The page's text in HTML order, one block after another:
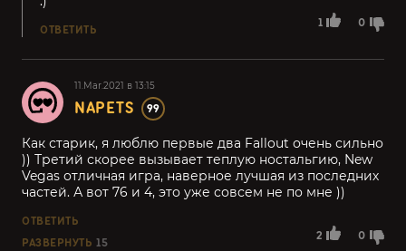
1 0
ОТВЕТИТЬ
11.Mar.2021 в 13:15
NAPETS 99
2 0
Как старик, я люблю первые два Fallout очень сильно
)) Третий скорее вызывает теплую ностальгию, New
Vegas отличная игра, наверное лучшая из последних
частей. А вот 76 и 4, это уже совсем не по мне ))
ОТВЕТИТЬ
РАЗВЕРНУТЬ 15